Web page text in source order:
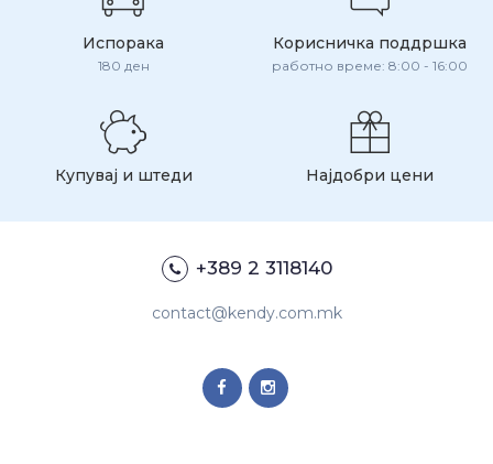
Испорака
180 ден
Корисничка поддршка
работно време: 8:00 - 16:00
Купувај и штеди Најдобри цени
+389 2 3118140
contact@kendy.com.mk